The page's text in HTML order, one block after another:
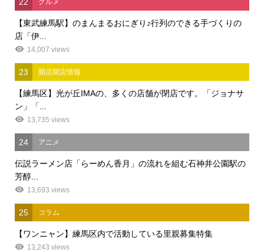
【東武練馬駅】のまんまるおにぎり♪行列のできる手づくりの
店「伊...
14,007 views
23 開店閉店情報
【練馬区】光が丘IMAの、多くの店舗が閉店です。「ジョナサ
ン」「...
13,735 views
24 アニメ
伝説ラーメン店「らーめん香月」の流れを組む石神井公園駅の
芳醇...
13,693 views
25 コラム
【ワンニャン】練馬区内で活動している里親募集特集
13,243 views